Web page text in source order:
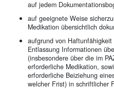
auf jedem
auf geeignete Weise
Medikation übersichtlich
aufgrund von
Entlassung Informationen
(insbesondere über die im
erforderliche Medikation,
erforderliche Beiziehung
welcher Frist) in schriftlicher